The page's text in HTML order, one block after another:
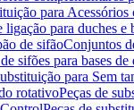
para
ligação para duches e
de sifãoConjuntos
sifões para bases de
para Sem
rotativoPeças de